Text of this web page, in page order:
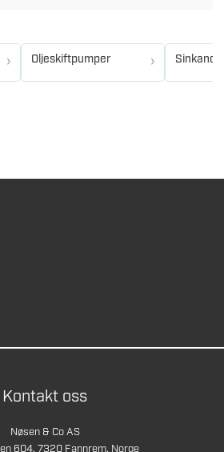
Oljeskiftpumper
Kontakt oss
Nøsen & Co AS
604, 7320 Fannrem, Norge